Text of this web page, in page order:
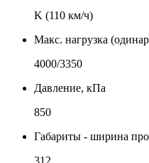
K (110 км/ч)
Макс. нагрузка
4000/3350
Давление, кПа
850
Габариты - ширина